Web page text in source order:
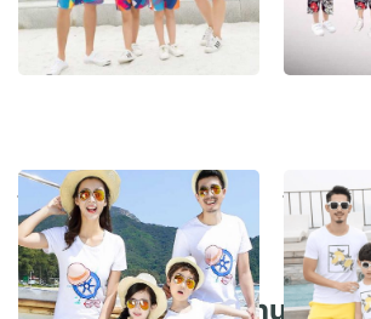
Đồng Phục Đi Biển 8 Đồng
Bảng giá Đồng Phục Đi